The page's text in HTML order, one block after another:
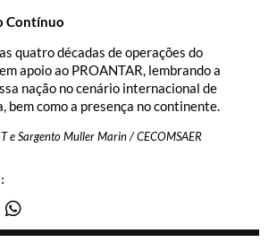
Contínuo
quatro décadas de operações do
apoio ao PROANTAR, lembrando a
nação no cenário internacional de
bem como a presença no continente.
e Sargento Muller Marin / CECOMSAER